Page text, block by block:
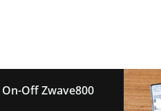
Off Zwave800